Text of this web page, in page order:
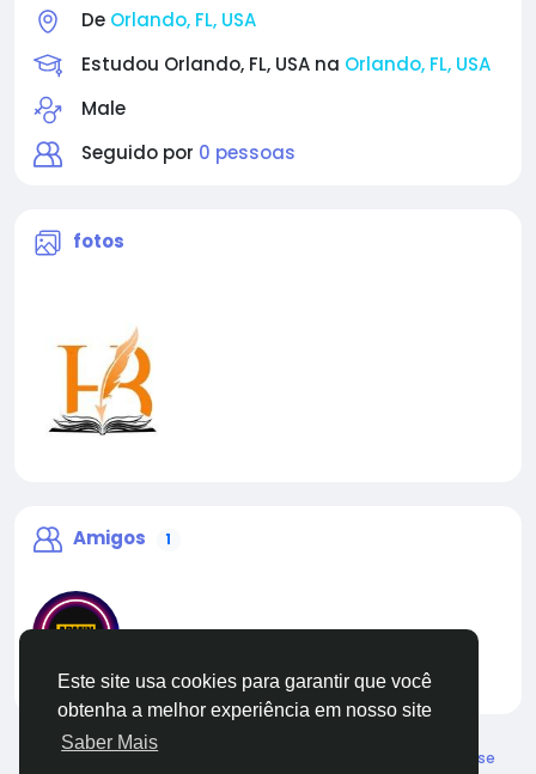
Este site usa cookies para garantir que você
obtenha a melhor experiência em nosso site
Saber Mais
De Orlando, FL, USA
Estudou Orlando, FL, USA na Orlando, FL, USA
Male
Seguido por 0 pessoas
fotos
Amigos 1
liveadmin
© 2026 Live City In Portuguese